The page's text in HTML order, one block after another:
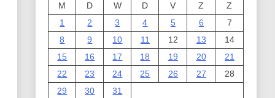
M
D W D V Z
Z
1
2 3 4 5 6
7
8
9 10 11 12 13
14
15
16 17 18 19 20
21
22
23 24 25 26 27
28
29
30 31